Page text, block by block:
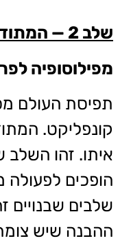
שלב 2 — המתודה
מפילוסופיה
תפיסת העולם
קונפליקט.
איתו. זהו השלב
הופכים
שלבים שבנויים
ההבנה שיש